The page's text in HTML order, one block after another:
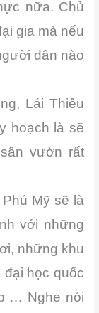
nữa. Chủ
gia mà nếu
dân nào
Lái Thiêu
hoạch là sẽ
vườn rất
Mỹ sẽ là
với những
những khu
đại học quốc
… Nghe nói